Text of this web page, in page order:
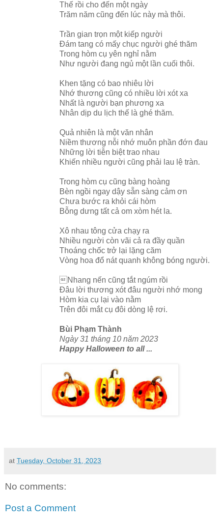
Thế rồi cho đến một ngày
Trăm năm cũng đến lúc này mà thôi.
Trần gian trọn một kiếp người
Đám tang có mấy chục người ghé thăm
Trong hòm cụ yên nghỉ nằm
Như người đang ngủ một lần cuối thôi.
Khen tặng có bao nhiêu lời
Nhớ thương cũng có nhiều lời xót xa
Nhất là người bạn phương xa
Nhân dịp du lịch thế là ghé thăm.
Quả nhiên là một văn nhân
Niềm thương nỗi nhớ muôn phần đớn đau
Những lời tiễn biệt trao nhau
Khiến nhiều người cũng phải lau lệ tràn.
Trong hòm cụ cũng bàng hoàng
Bèn ngồi ngay dậy sẵn sàng cảm ơn
Chưa bước ra khỏi cái hòm
Bỗng dưng tất cả om xòm hét la.
Xô nhau tông cửa chạy ra
Nhiều người còn vãi cả ra đầy quần
Thoáng chốc trở lại lặng căm
Vòng hoa đổ nát quanh không bóng người.
Nhang nến cũng tắt ngúm rồi
Đâu lời thương xót đâu người nhớ mong
Hòm kia cụ lại vào nằm
Trên đôi mắt cụ đôi dòng lệ rơi.
Bùi Phạm Thành
Ngày 31 tháng 10 năm 2023
Happy Halloween to all ...
at Tuesday, October 31, 2023
No comments:
Post a Comment